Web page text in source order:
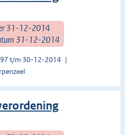
31-12-2014
31-12-2014
t/m 30-12-2014